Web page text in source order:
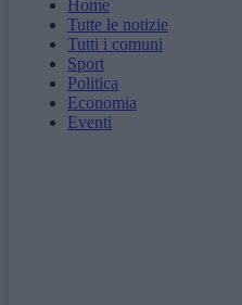
Home
Tutte le notizie
Tutti i comuni
Sport
Politica
Economia
Eventi